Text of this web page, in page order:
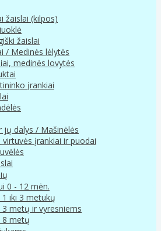
žaislai (kilpos)
žaislai
/ Medinės lėlytės
medinės lovytės
įrankiai
jų dalys / Mašinėlės
virtuvės įrankiai ir puodai
0 - 12 mėn.
iki 3 metukų
3 metų ir vyresniems
8 metų